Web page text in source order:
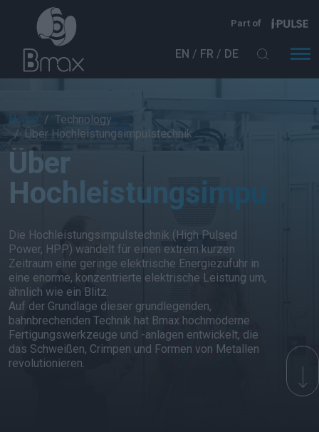
Direkt zum Inhalt
Part of
EN FR DE
Breadcrumb
Home
Technology
Über Hochleistungsimpulstechnik
Über
Die Hochleistungsimpulstechnik (High Pulsed
Power, HPP) wandelt für einen extrem kurzen
Zeitraum eine geringe elektrische Energiezufuhr in
eine enorme, konzentrierte elektrische Leistung um,
ähnlich wie ein Blitz.
Auf der Grundlage dieser grundlegenden,
bahnbrechenden Technik hat Bmax hochmoderne
Fertigungswerkzeuge und -anlagen entwickelt, die
das Schweißen, Crimpen und Formen von Metallen
revolutionieren.